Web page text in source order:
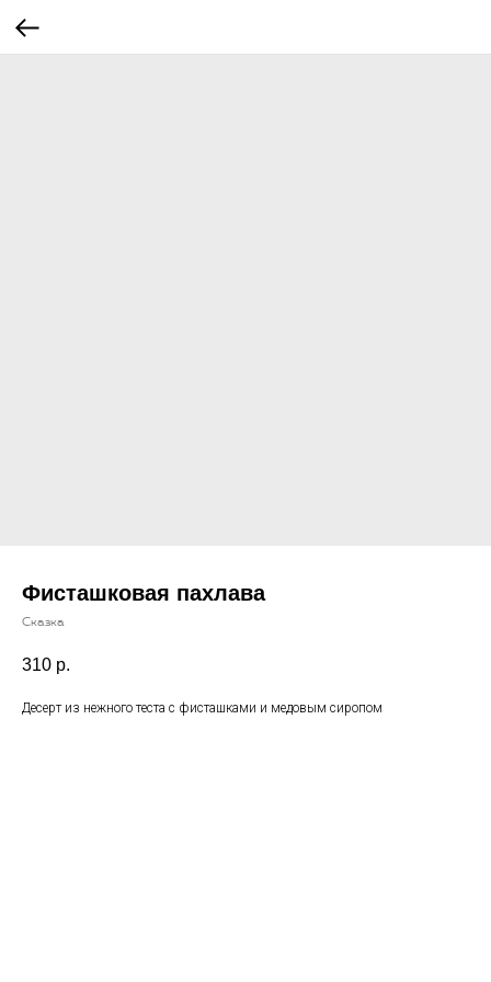
Фисташковая пахлава
Сказка
310 р.
Десерт из нежного теста с фисташками и медовым сиропом